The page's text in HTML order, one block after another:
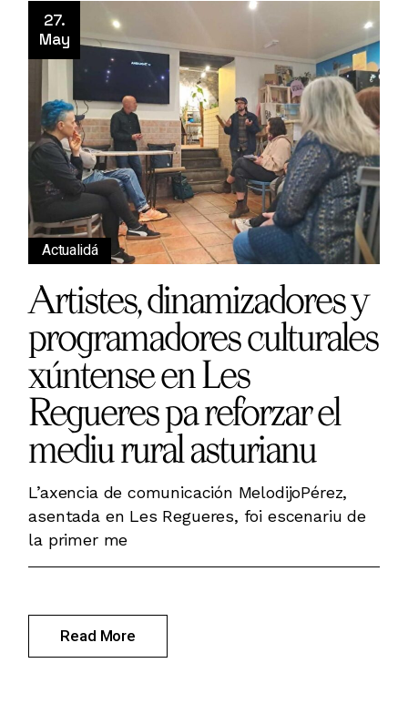
27.
May
Actualidá
Artistes, dinamizadores y
programadores culturales
xúntense en Les
Regueres pa reforzar el
mediu rural asturianu
L’axencia de comunicación MelodijoPérez,
asentada en Les Regueres, foi escenariu de
la primer me
Read More